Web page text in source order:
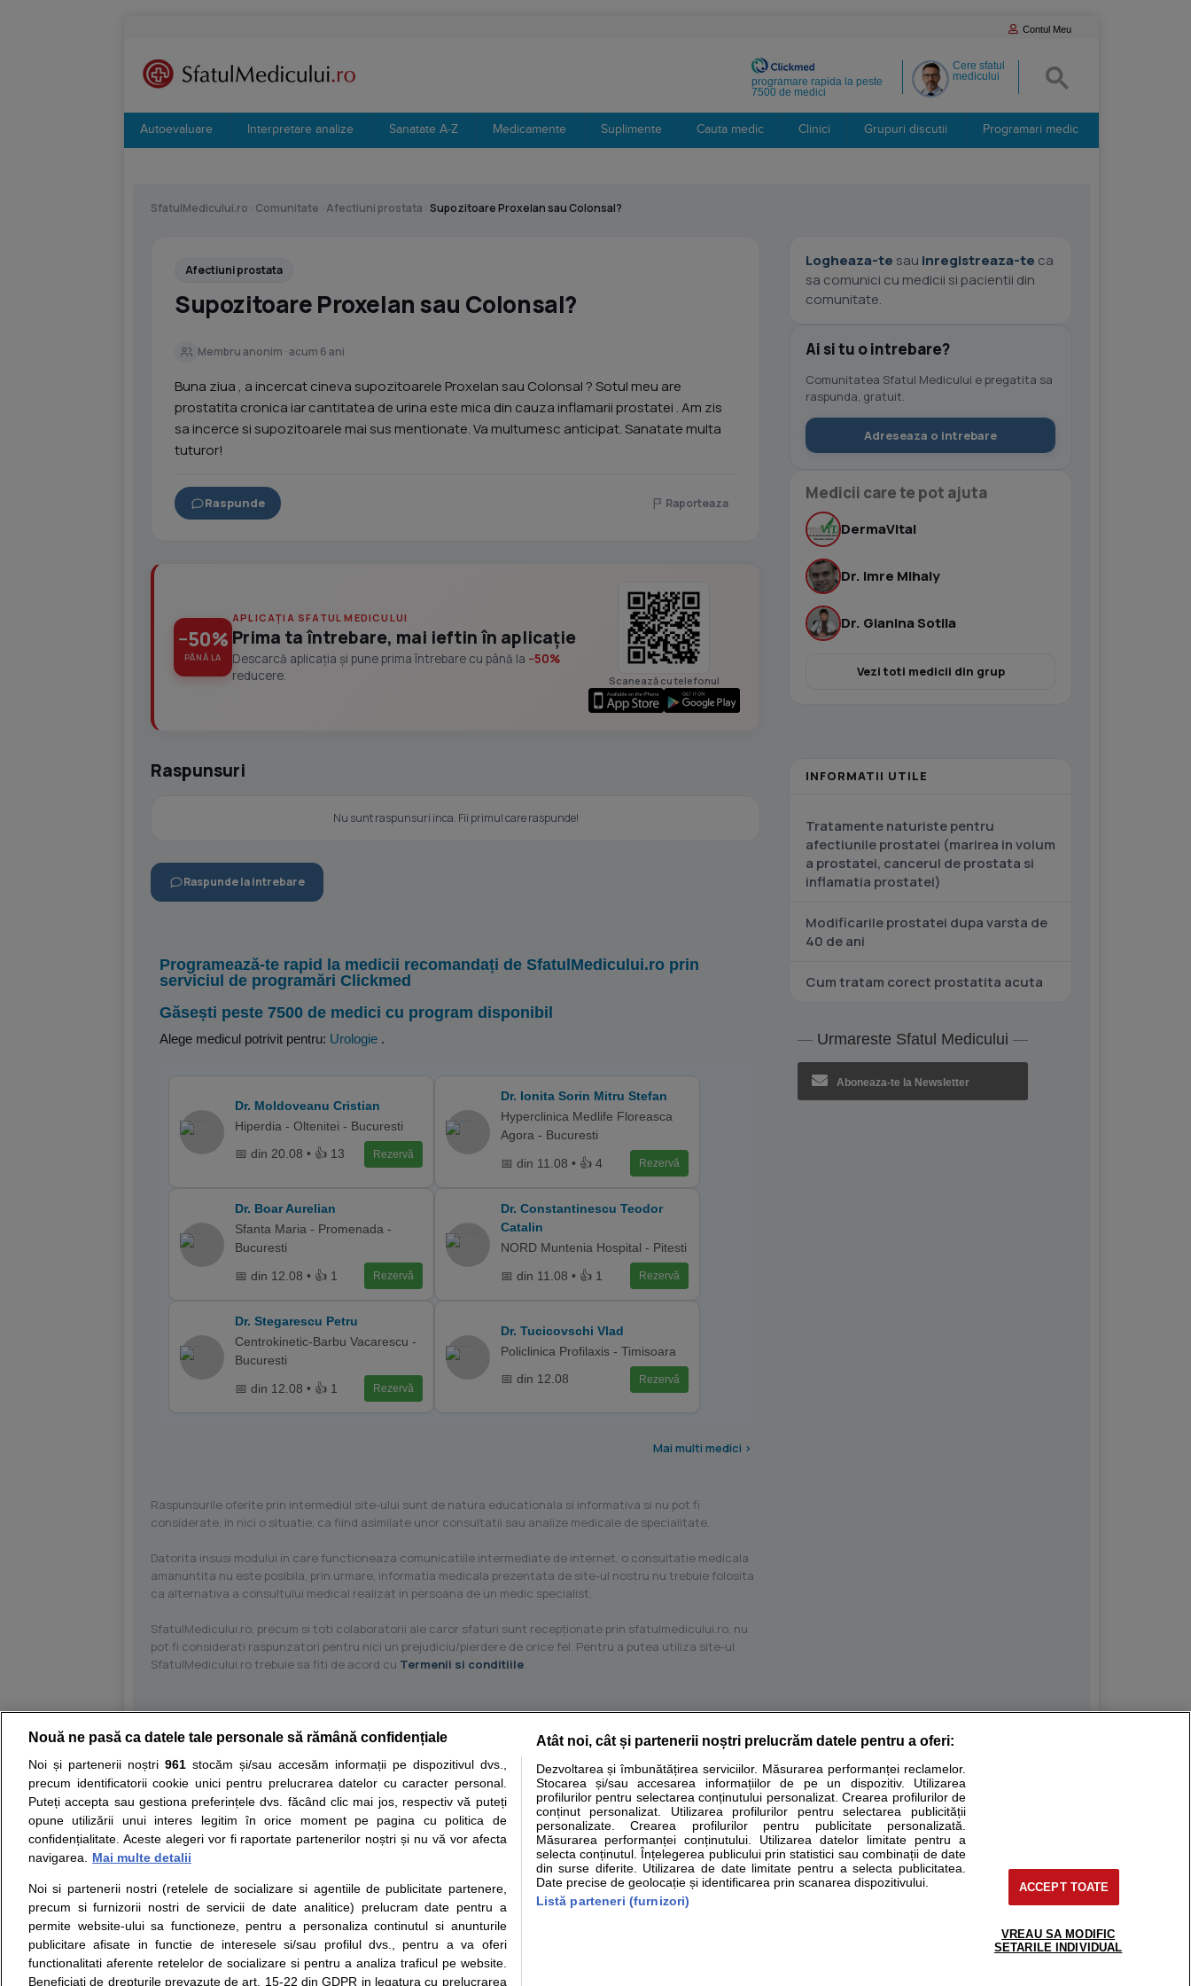
Contul Meu
Cere sfatul
medicului
programare rapida la peste
7500 de medici
Autoevaluare Interpretare analize Sanatate A-Z Medicamente Suplimente Cauta medic Clinici Grupuri discutii Programari medic
SfatulMedicului.ro Comunitate Afectiuni prostata Supozitoare Proxelan sau Colonsal?
Afectiuni prostata
Supozitoare Proxelan sau Colonsal?
Membru anonim · acum 6 ani
Buna ziua , a incercat cineva supozitoarele Proxelan sau Colonsal ? Sotul meu are
prostatita cronica iar cantitatea de urina este mica din cauza inflamarii prostatei . Am zis
sa incerce si supozitoarele mai sus mentionate. Va multumesc anticipat. Sanatate multa
tuturor!
Raspunde Raporteaza
−50%
PÂNĂ LA
APLICAȚIA SFATUL MEDICULUI
Prima ta întrebare, mai ieftin în aplicație
Descarcă aplicația și pune prima întrebare cu până la −50%
reducere.
Scanează cu telefonul
Raspunsuri
Nu sunt raspunsuri inca. Fii primul care raspunde!
Raspunde la intrebare
Programează-te rapid la medicii recomandați de SfatulMedicului.ro prin
serviciul de programări Clickmed
Găsești peste 7500 de medici cu program disponibil
Alege medicul potrivit pentru: Urologie .
Dr. Moldoveanu Cristian
Hiperdia - Oltenitei - Bucuresti
📅 din 20.08 • 👍 13
Rezervă
Dr. Ionita Sorin Mitru Stefan
Hyperclinica Medlife Floreasca
Agora - Bucuresti
📅 din 11.08 • 👍 4
Rezervă
Dr. Boar Aurelian
Sfanta Maria - Promenada -
Bucuresti
📅 din 12.08 • 👍 1
Rezervă
Dr. Constantinescu Teodor
Catalin
NORD Muntenia Hospital - Pitesti
📅 din 11.08 • 👍 1
Rezervă
Dr. Stegarescu Petru
Centrokinetic-Barbu Vacarescu -
Bucuresti
📅 din 12.08 • 👍 1
Rezervă
Dr. Tucicovschi Vlad
Policlinica Profilaxis - Timisoara
📅 din 12.08
Rezervă
Mai multi medici >
Raspunsurile oferite prin intermediul site-ului sunt de natura educationala si informativa si nu pot fi
considerate, in nici o situatie, ca fiind asimilate unor consultatii sau analize medicale de specialitate.
Datorita insusi modului in care functioneaza comunicatiile intermediate de internet, o consultatie medicala
amanuntita nu este posibila, prin urmare, informatia medicala prezentata de site-ul nostru nu trebuie folosita
ca alternativa a consultului medical realizat in persoana de un medic specialist.
SfatulMedicului.ro, precum si toti colaboratorii ale caror sfaturi sunt recepţionate prin sfatulmedicului.ro, nu
pot fi considerati raspunzatori pentru nici un prejudiciu/pierdere de orice fel. Pentru a putea utiliza site-ul
SfatulMedicului.ro trebuie sa fiti de acord cu Termenii si conditiile.
Logheaza-te sau inregistreaza-te ca
sa comunici cu medicii si pacientii din
comunitate.
Ai si tu o intrebare?
Comunitatea Sfatul Medicului e pregatita sa
raspunda, gratuit.
Adreseaza o intrebare
Medicii care te pot ajuta
DermaVital
Dr. Imre Mihaly
Dr. Gianina Sotila
Vezi toti medicii din grup
INFORMATII UTILE
Tratamente naturiste pentru
afectiunile prostatei (marirea in volum
a prostatei, cancerul de prostata si
inflamatia prostatei)
Modificarile prostatei dupa varsta de
40 de ani
Cum tratam corect prostatita acuta
Urmareste Sfatul Medicului
Aboneaza-te la Newsletter
Resurse: Autoevaluare simptome Interpretare analize Specialitati medicale
Opiniile avizate ale medicilor, sfaturile si orice alte informatii despre sanatate disponibile pe sfatulmedicului.ro au scop informativ si educational. Ele nu pot substitui consultul medical direct si
nici diagnosticul stabilit in urma investigatiilor si analizelor medicale. Va sfatuim, ca pe langa informatia primita pe sfatulmedicului.ro sa consultati fie medicul Dvs., fie unul dintre medicii pe care
ii punem la dispozitie pentru programare in sistemul de programari la medic Clickmed.
Despre noi
Contact
Intrebari frecvente
Consultanti
medicali
Termeni si conditii
Politica de
confidentialitate
Politica de cookie
Modifica Setarile Cookie
Drepturile consumatorului
Protectia consumatorilor -
ANPC
Solutionarea Alternativa a
Litigiilor
Info consumator: 0800.080.999
Parteneri
Inscriere clinica
Pentru pacient
support@sfatulmedicului.ro
0374 109 268
Nouă ne pasă ca datele tale personale să rămână confidențiale
Noi și partenerii noștri 961stocăm și/sau accesăm informații pe dispozitivul dvs.,
precum identificatorii cookie unici pentru prelucrarea datelor cu caracter personal.
Puteți accepta sau gestiona preferințele dvs. făcând clic mai jos, respectiv vă puteți
opune utilizării unui interes legitim în orice moment pe pagina cu politica de
confidențialitate. Aceste alegeri vor fi raportate partenerilor noștri și nu vă vor afecta
navigarea.
Mai multe detalii
Noi si partenerii nostri (retelele de socializare si agentiile de publicitate partenere,
precum si furnizorii nostri de servicii de date analitice) prelucram date pentru a
permite website-ului sa functioneze, pentru a personaliza continutul si anunturile
publicitare afisate in functie de interesele si/sau profilul dvs., pentru a va oferi
functionalitati aferente retelelor de socializare si pentru a analiza traficul pe website.
Beneficiati de drepturile prevazute de art. 15-22 din GDPR in legatura cu prelucrarea
Atât noi, cât și partenerii noștri prelucrăm datele pentru a oferi:
Dezvoltarea și îmbunătățirea serviciilor. Măsurarea performanței reclamelor.
Stocarea și/sau accesarea informațiilor de pe un dispozitiv. Utilizarea
profilurilor pentru selectarea conținutului personalizat. Crearea profilurilor de
conținut personalizat. Utilizarea profilurilor pentru selectarea publicității
personalizate. Crearea profilurilor pentru publicitate personalizată.
Măsurarea performanței conținutului. Utilizarea datelor limitate pentru a
selecta conținutul. Înțelegerea publicului prin statistici sau combinații de date
din surse diferite. Utilizarea de date limitate pentru a selecta publicitatea.
Date precise de geolocație și identificarea prin scanarea dispozitivului.
Listă parteneri (furnizori)
ACCEPT TOATE
VREAU SA MODIFIC
SETARILE INDIVIDUAL